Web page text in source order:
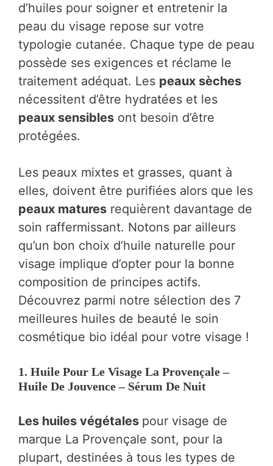
d’huiles pour soigner et entretenir la
peau du visage repose sur votre
typologie cutanée. Chaque type de peau
possède ses exigences et réclame le
traitement adéquat. Les peaux sèches
nécessitent d’être hydratées et les
peaux sensibles ont besoin d’être
protégées.
Les peaux mixtes et grasses, quant à
elles, doivent être purifiées alors que les
peaux matures requièrent davantage de
soin raffermissant. Notons par ailleurs
qu’un bon choix d’huile naturelle pour
visage implique d’opter pour la bonne
composition de principes actifs.
Découvrez parmi notre sélection des 7
meilleures huiles de beauté le soin
cosmétique bio idéal pour votre visage !
1. Huile Pour Le Visage La Provençale –
Huile De Jouvence – Sérum De Nuit
Les huiles végétales pour visage de
marque La Provençale sont, pour la
plupart, destinées à tous les types de